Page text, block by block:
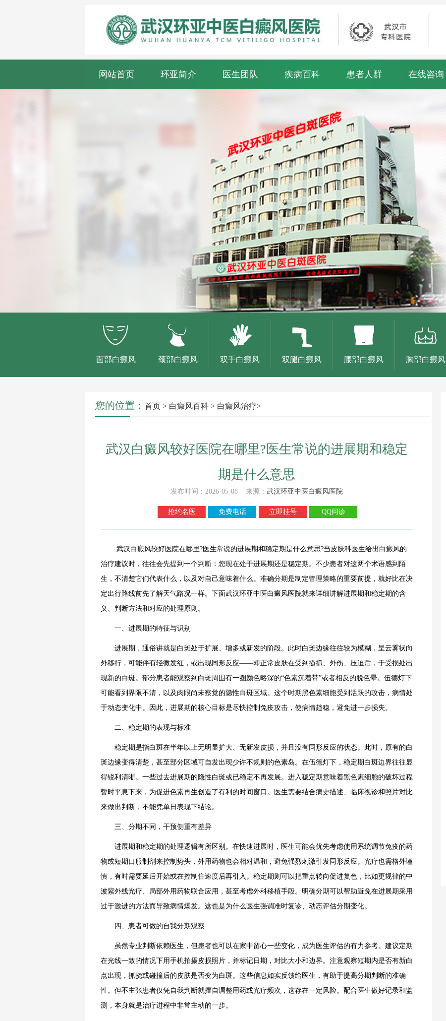
网站首页 环亚简介 医生团队 疾病百科 患者人群 在线咨询
面部白癜风 颈部白癜风 双手白癜风 双腿白癜风 腰部白癜风 胸部白癜风
您的位置： 首页 > 白癜风百科 > 白癜风治疗>
武汉白癜风较好医院在哪里?医生常说的进展期和稳定
期是什么意思
发布时间：2026-05-08 来源： 武汉环亚中医白癜风医院
抢约名医 免费电话 立即挂号 QQ问诊
武汉白癜风较好医院在哪里?医生常说的进展期和稳定期是什么意思?当皮肤科医生给出白癜风的
治疗建议时，往往会先提到一个判断：您现在处于进展期还是稳定期。不少患者对这两个术语感到陌
生，不清楚它们代表什么，以及对自己意味着什么。准确分期是制定管理策略的重要前提，就好比在决
定出行路线前先了解天气路况一样。下面武汉环亚中医白癜风医院就来详细讲解进展期和稳定期的含
义、判断方法和对应的处理原则。
一、进展期的特征与识别
进展期，通俗讲就是白斑处于扩展、增多或新发的阶段。此时白斑边缘往往较为模糊，呈云雾状向
外移行，可能伴有轻微发红，或出现同形反应——即正常皮肤在受到搔抓、外伤、压迫后，于受损处出
现新的白斑。部分患者能观察到白斑周围有一圈颜色略深的“色素沉着带”或者相反的脱色晕。伍德灯下
可能看到界限不清，以及肉眼尚未察觉的隐性白斑区域。这个时期黑色素细胞受到活跃的攻击，病情处
于动态变化中。因此，进展期的核心目标是尽快控制免疫攻击，使病情趋稳，避免进一步损失。
二、稳定期的表现与标准
稳定期是指白斑在半年以上无明显扩大、无新发皮损，并且没有同形反应的状态。此时，原有的白
斑边缘变得清楚，甚至部分区域可自发出现少许不规则的色素岛。在伍德灯下，稳定期白斑边界往往显
得锐利清晰。一些过去进展期的隐性白斑或已稳定不再发展。进入稳定期意味着黑色素细胞的破坏过程
暂时平息下来，为促进色素再生创造了有利的时间窗口。医生需要结合病史描述、临床视诊和照片对比
来做出判断，不能凭单日表现下结论。
三、分期不同，干预侧重有差异
进展期和稳定期的处理逻辑有所区别。在快速进展时，医生可能会优先考虑使用系统调节免疫的药
物或短期口服制剂来控制势头，外用药物也会相对温和，避免强烈刺激引发同形反应。光疗也需格外谨
慎，有时需要延后开始或在控制住速度后再引入。稳定期则可以把重点转向促进复色，比如更规律的中
波紫外线光疗、局部外用药物联合应用，甚至考虑外科移植手段。明确分期可以帮助避免在进展期采用
过于激进的方法而导致病情爆发。这也是为什么医生强调准时复诊、动态评估分期变化。
四、患者可做的自我分期观察
虽然专业判断依赖医生，但患者也可以在家中留心一些变化，成为医生评估的有力参考。建议定期
在光线一致的情况下用手机拍摄皮损照片，并标记日期，对比大小和边界。注意观察短期内是否有新白
点出现，抓挠或碰撞后的皮肤是否变为白斑。这些信息如实反馈给医生，有助于提高分期判断的准确
性。但不主张患者仅凭自我判断就擅自调整用药或光疗频次，这存在一定风险。配合医生做好记录和监
测，本身就是治疗进程中非常主动的一步。